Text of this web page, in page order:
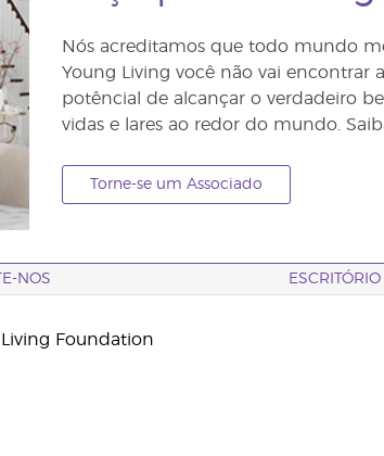
Nós acreditamos que todo mundo
Young Living você não vai encontrar
potêncial de alcançar o verdadeiro
vidas e lares ao redor do mundo.
Torne-se um Associado
NOS
Foundation